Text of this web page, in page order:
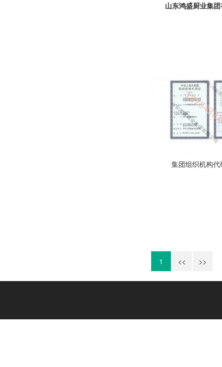
山东鸿盛厨业集
集团组织机构
1 << >>